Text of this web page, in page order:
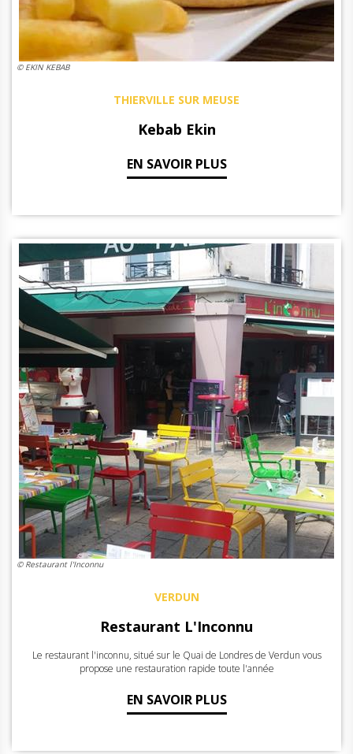
© EKIN KEBAB
THIERVILLE SUR MEUSE
Kebab Ekin
EN SAVOIR PLUS
© Restaurant l'Inconnu
VERDUN
Restaurant L'Inconnu
Le restaurant l'inconnu, situé sur le Quai de Londres de Verdun vous
propose une restauration rapide toute l'année
EN SAVOIR PLUS